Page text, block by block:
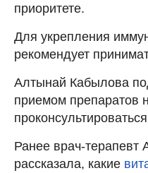
приоритете.
Для укрепления
рекомендует
Алтынай Кабылова
приемом препаратов
Ранее врач-
рассказала, какие